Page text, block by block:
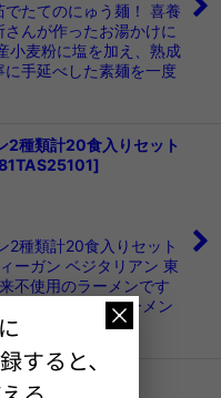
たてのにゅう麺！ 喜養
んが作ったお湯かけに
小麦粉に塩を加え、熟成
手延べした素麺を一度
2種類計20食入りセット
]
2種類計20食入りセット
ーガン ベジタリアン 東
不使用のラーメンです
たノンフライラーメン
ラーメン 2食入